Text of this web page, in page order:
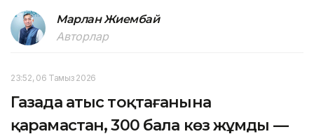
Марлан Жиембай
Авторлар
23:52, 06 Тамыз 2026
Газада атыс тоқтағанына
қарамастан, 300 бала көз жұмды —